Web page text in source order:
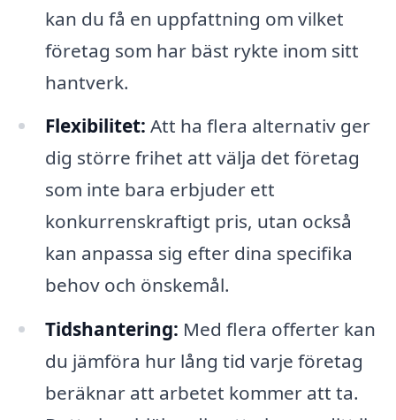
kan du få en uppfattning om vilket
företag som har bäst rykte inom sitt
hantverk.
Flexibilitet: Att ha flera alternativ ger
dig större frihet att välja det företag
som inte bara erbjuder ett
konkurrenskraftigt pris, utan också
kan anpassa sig efter dina specifika
behov och önskemål.
Tidshantering: Med flera offerter kan
du jämföra hur lång tid varje företag
beräknar att arbetet kommer att ta.